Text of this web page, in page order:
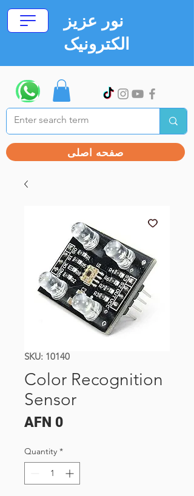
نور عزیز
الکترونیک
صفحه اصلی
SKU: 10140
Color Recognition
Sensor
AFN 0Price
Quantity *